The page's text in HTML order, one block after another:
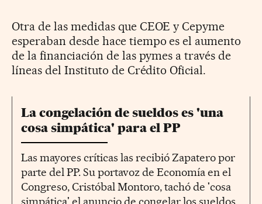
Otra de las medidas que CEOE y Cepyme
esperaban desde hace tiempo es el aumento
de la financiación de las pymes a través de
líneas del Instituto de Crédito Oficial.
La congelación de sueldos es 'una
cosa simpática' para el PP
Las mayores críticas las recibió Zapatero por
parte del PP. Su portavoz de Economía en el
Congreso, Cristóbal Montoro, tachó de 'cosa
simpática' el anuncio de congelar los sueldos